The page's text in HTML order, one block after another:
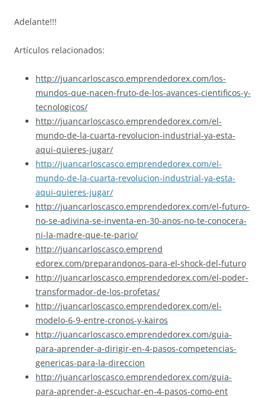
Adelante!!!
Artículos relacionados:
http://juancarloscasco.emprendedorex.com/los-
mundos-que-nacen-fruto-de-los-avances-cientificos-y-
tecnologicos/
http://juancarloscasco.emprendedorex.com/el-
mundo-de-la-cuarta-revolucion-industrial-ya-esta-
aqui-quieres-jugar/
http://juancarloscasco.emprendedorex.com/el-
mundo-de-la-cuarta-revolucion-industrial-ya-esta-
aqui-quieres-jugar/
http://juancarloscasco.emprendedorex.com/el-futuro-
no-se-adivina-se-inventa-en-30-anos-no-te-conocera-
ni-la-madre-que-te-pario/
http://juancarloscasco.emprend
edorex.com/preparandonos-para-el-shock-del-futuro
http://juancarloscasco.emprendedorex.com/el-poder-
transformador-de-los-profetas/
http://juancarloscasco.emprendedorex.com/el-
modelo-6-9-entre-cronos-y-kairos
http://juancarloscasco.emprendedorex.com/guia-
para-aprender-a-dirigir-en-4-pasos-competencias-
genericas-para-la-direccion
http://juancarloscasco.emprendedorex.com/guia-
para-aprender-a-escuchar-en-4-pasos-como-ent